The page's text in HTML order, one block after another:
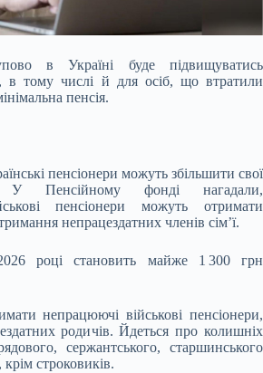
в Україні буде підвищуватись
в тому числі й для осіб, що втратили
пенсія.
пенсіонери можуть збільшити свої
У Пенсійному фонді нагадали,
пенсіонери можуть отримати
непрацездатних членів сім’ї.
році становить майже 1 300 грн
непрацюючі військові пенсіонери,
родичів. Йдеться про колишніх
сержантського, старшинського
крім строковиків.